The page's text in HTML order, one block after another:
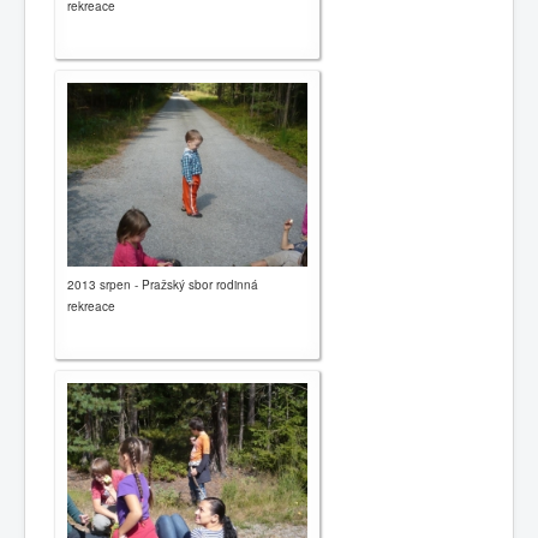
rekreace
2013 srpen - Pražský sbor rodinná
rekreace